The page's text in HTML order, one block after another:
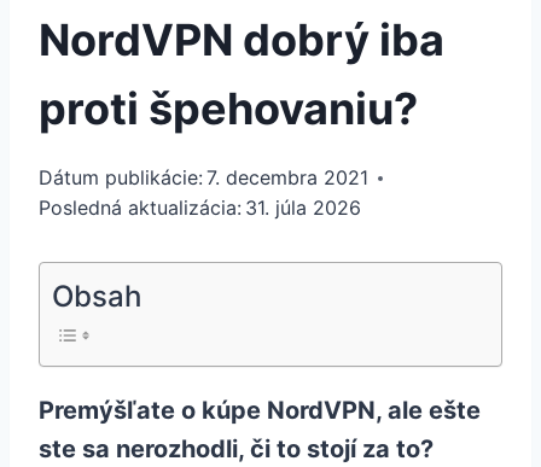
NordVPN dobrý iba
proti špehovaniu?
Dátum publikácie: 7. decembra 2021
Posledná aktualizácia: 31. júla 2026
Obsah
Premýšľate o kúpe NordVPN, ale ešte
ste sa nerozhodli, či to stojí za to?